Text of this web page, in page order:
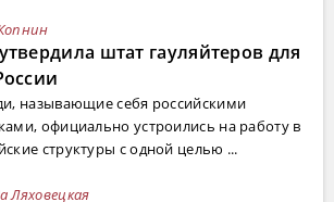
штат гауляйтеров для
называющие себя российскими
официально устроились на работу в
структуры с одной целью ...
Ляховецкая